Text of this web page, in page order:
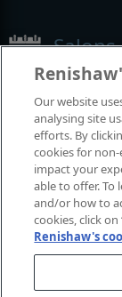
© 2001-2026
Contactez-nous|
Our website
analysing site
efforts. By
cookies for
impact your
able to offer. To
and/or how to
cookies, click on
Renishaw's